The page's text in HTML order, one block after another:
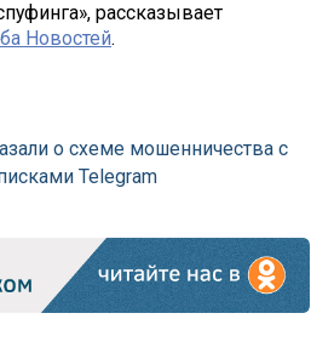
рассказывает
Новостей.
о схеме мошенничества с
Telegram